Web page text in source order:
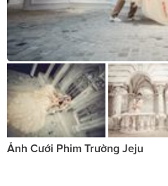
Ảnh Cưới Phim Trường Jeju